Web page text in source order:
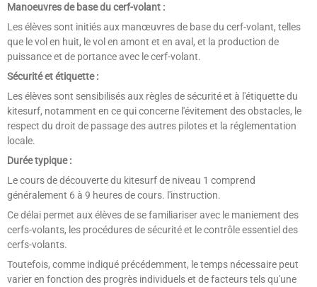
Manoeuvres de base du cerf-volant :
Les élèves sont initiés aux manœuvres de base du cerf-volant, telles
que le vol en huit, le vol en amont et en aval, et la production de
puissance et de portance avec le cerf-volant.
Sécurité et étiquette :
Les élèves sont sensibilisés aux règles de sécurité et à l'étiquette du
kitesurf, notamment en ce qui concerne l'évitement des obstacles, le
respect du droit de passage des autres pilotes et la réglementation
locale.
Durée typique :
Le cours de découverte du kitesurf de niveau 1 comprend
généralement 6 à 9 heures de cours. l'instruction.
Ce délai permet aux élèves de se familiariser avec le maniement des
cerfs-volants, les procédures de sécurité et le contrôle essentiel des
cerfs-volants.
Toutefois, comme indiqué précédemment, le temps nécessaire peut
varier en fonction des progrès individuels et de facteurs tels qu'une